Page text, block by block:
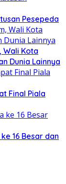
Pesepeda
Wali Kota
Dunia Lainnya
Final Piala
16 Besar dan